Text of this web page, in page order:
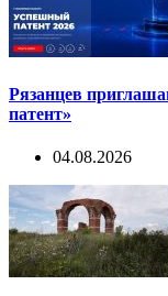
Рязанцев
патент»
04.08.2026